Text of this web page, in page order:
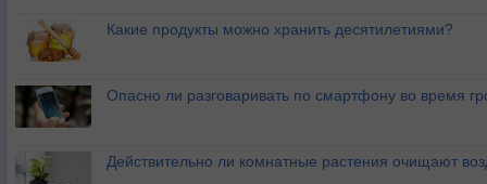
Какие продукты можно хранить десятилетиями?
Опасно ли разговаривать по смартфону во время
Действительно ли комнатные растения очищают